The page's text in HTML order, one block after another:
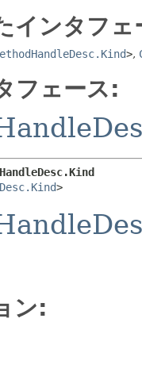
インタフ
>,
フェース:
>
ン: